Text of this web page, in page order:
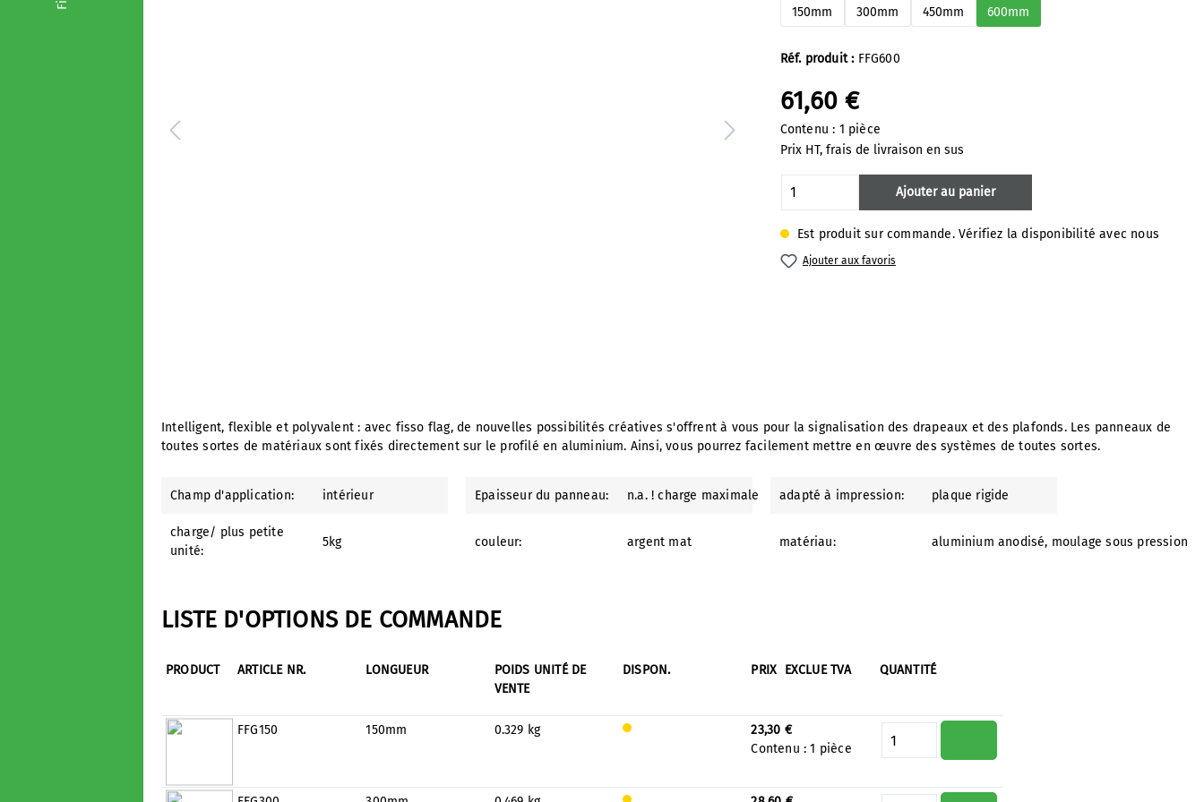
Réf. produit : FFG600
61,60 €
Contenu : 1 pièce
Prix HT, frais de livraison en sus
Est produit sur commande. Vérifiez la disponibilité avec nous
150mm
300mm 450mm 600mm
Quantité de produit : Entrez la quantité
Ajouter au panier
Ajouter aux favoris
Intelligent, flexible et polyvalent : avec fisso flag, de nouvelles possibilités créatives s'offrent à vous pour la signalisation des drapeaux et des plafonds. Les panneaux de
toutes sortes de matériaux sont fixés directement sur le profilé en aluminium. Ainsi, vous pourrez facilement mettre en œuvre des systèmes de toutes sortes.
Champ d'application: intérieur Epaisseur du panneau: n.a. ! charge maximale adapté à impression: plaque rigide
charge/ plus petite
unité:
5kg couleur: argent mat matériau: aluminium anodisé, moulage sous pression
LISTE D'OPTIONS DE COMMANDE
PRODUCT ARTICLE NR. LONGUEUR
POIDS UNITÉ DE
VENTE
DISPON. PRIX EXCLUE TVA QUANTITÉ
FFG150 150mm 0.329 kg
sur
23,30 €
Contenu :1 pièce Quantité de produit : Entrez la